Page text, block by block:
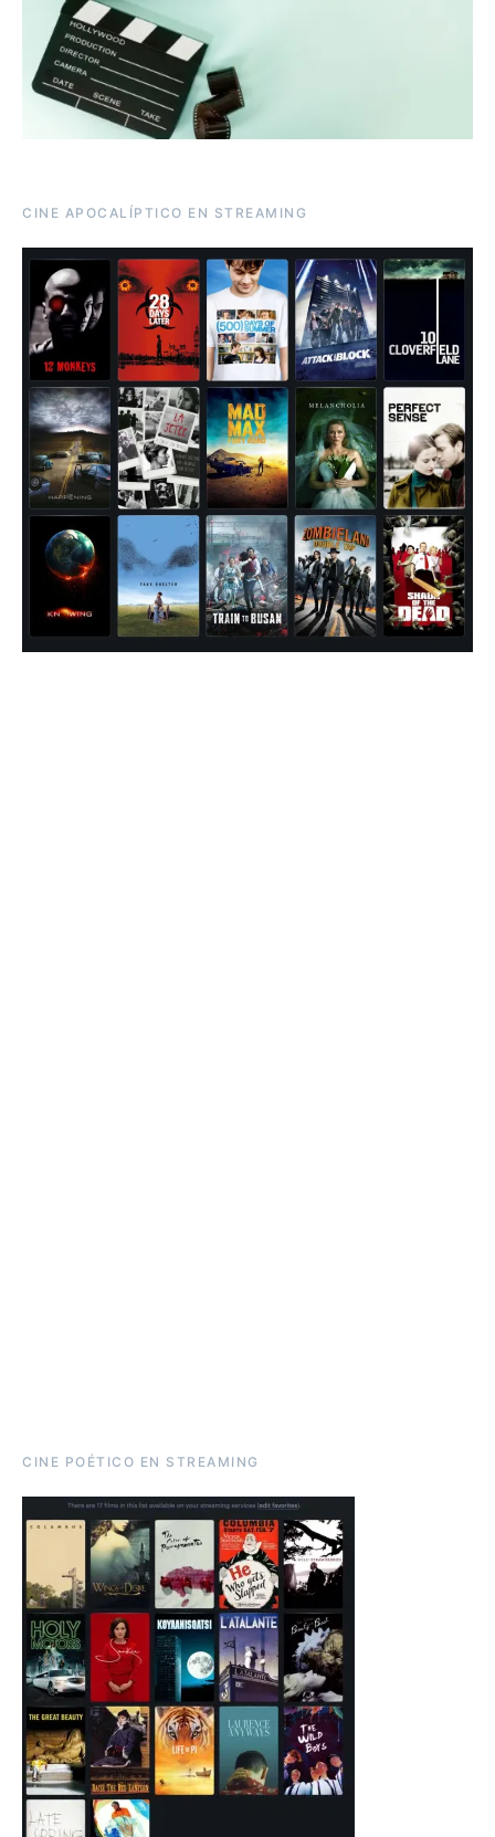
CINE APOCALÍPTICO EN STREAMING
CINE POÉTICO EN STREAMING